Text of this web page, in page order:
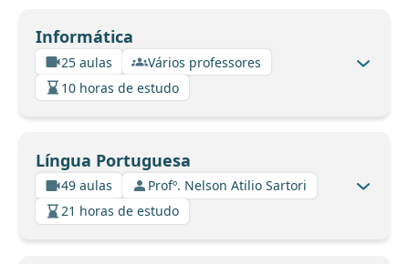
Informática
25 aulas
Vários professores
10 horas de estudo
Língua Portuguesa
49 aulas
Profº. Nelson Atilio Sartori
21 horas de estudo